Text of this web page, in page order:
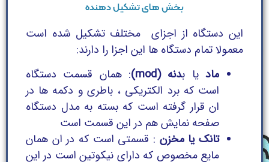
بخش های تشکیل دهنده
این دستگاه از اجزای مختلف تشکیل شده است
معمولا تمام دستگاه ها این اجزا را دارند:
مادیا بدنه (mod)
: همان قسمت دستگاه
است که برد الکتریکی ، باطری و دکمه ها در
ان قرار گرفته است که بسته به مدل دستگاه
صفحه نمایش هم در این قسمت است
تانک یا مخزن : قسمتی است که در ان همان
مایع مخصوص که دارای نیکوتین است در این